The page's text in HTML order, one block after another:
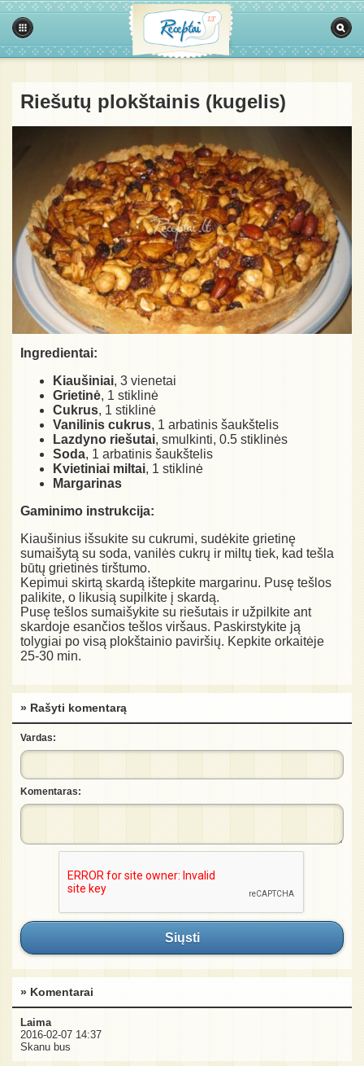
Riešutų plokštainis (kugelis)
Ingredientai:
Kiaušiniai, 3 vienetai
Grietinė, 1 stiklinė
Cukrus, 1 stiklinė
Vanilinis cukrus, 1 arbatinis šaukštelis
Lazdyno riešutai, smulkinti, 0.5 stiklinės
Soda, 1 arbatinis šaukštelis
Kvietiniai miltai, 1 stiklinė
Margarinas
Gaminimo instrukcija:
Kiaušinius išsukite su cukrumi, sudėkite grietinę
sumaišytą su soda, vanilės cukrų ir miltų tiek, kad tešla
būtų grietinės tirštumo.
Kepimui skirtą skardą ištepkite margarinu. Pusę tešlos
palikite, o likusią supilkite į skardą.
Pusę tešlos sumaišykite su riešutais ir užpilkite ant
skardoje esančios tešlos viršaus. Paskirstykite ją
tolygiai po visą plokštainio paviršių. Kepkite orkaitėje
25-30 min.
» Rašyti komentarą
Vardas:
Komentaras:
Siųsti
» Komentarai
Laima
2016-02-07 14:37
Skanu bus